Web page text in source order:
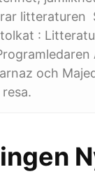
litteraturen
:
och